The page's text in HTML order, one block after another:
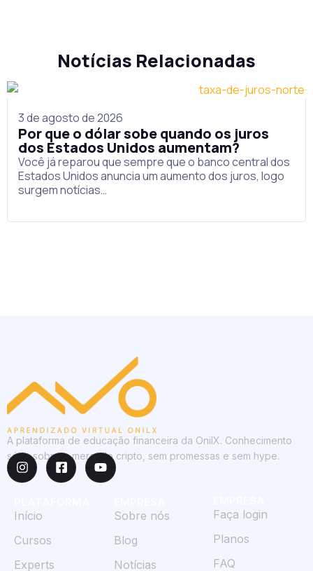
Notícias Relacionadas
3 de agosto de 2026
Por que o dólar sobe quando os juros
dos Estados Unidos aumentam?
Você já reparou que sempre que o banco central dos
Estados Unidos anuncia um aumento dos juros, logo
surgem notícias…
A plataforma de educação financeira da OnilX. Conhecimento
sério sobre o mercado cripto, sem promessas e sem hype.
Início
Cursos
Experts
Sobre nós
Blog
Notícias
Faça login
Planos
FAQ